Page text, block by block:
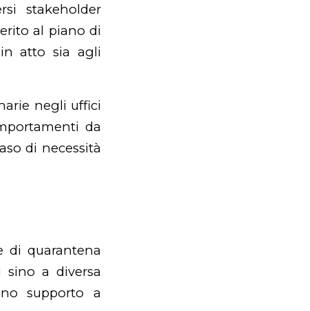
stakeholder
al piano di
atto sia agli
negli uffici
da
di necessità
di quarantena
a diversa
supporto a